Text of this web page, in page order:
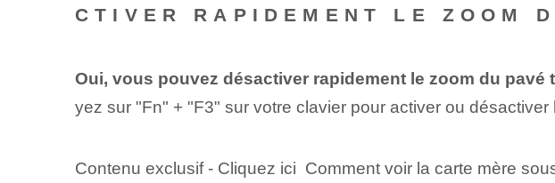
CTIVER RAPIDEMENT LE ZOOM
Oui, vous pouvez désactiver rapidement le zoom du
yez sur "Fn" + "F3" sur votre clavier pour activer ou
Contenu exclusif - Cliquez ici Comment voir la carte mère